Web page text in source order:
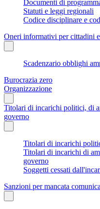
Documenti di
Statuti e leggi regionali
Codice disciplinare e
Oneri informativi per cittadini
Scadenzario obblighi
Burocrazia zero
Organizzazione
Titolari di incarichi politici, di
governo
Titolari di incarichi
Titolari di incarichi di
governo
Soggetti cessati
Sanzioni per mancata